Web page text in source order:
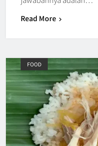
Read More
FOOD